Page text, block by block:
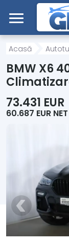
Mergi direct la
Acasă
Motociclete
Alte tipuri
Despre Noi
Contact
Acasă
BMW X6
73.431 EUR
60.687 EUR NET